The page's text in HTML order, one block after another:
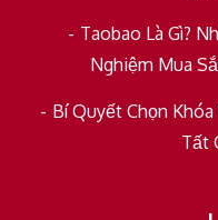
Taobao Là Gì?
Nghiệm Mua
Bí Quyết Chọn
Tất